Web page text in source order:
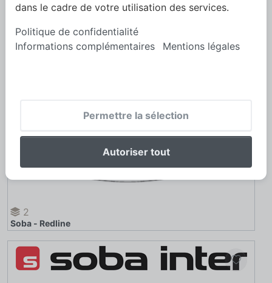
2
Soba - Redline
dans le cadre de votre utilisation des services.
Politique de confidentialité
Informations complémentaires
Mentions légales
Permettre la sélection
Autoriser tout